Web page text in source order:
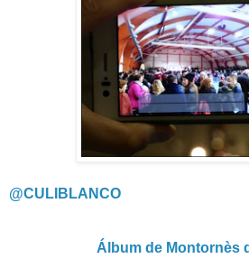
@CULIBLANCO
Álbum de Montornès